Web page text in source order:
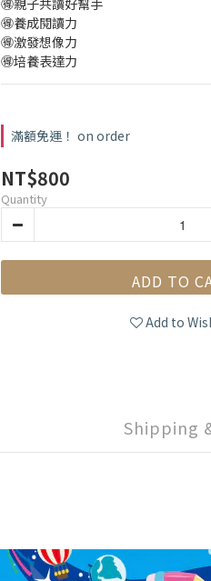
🉐親子共讀好幫手
🉐養成閱讀力
🉐激發想像力
🉐培養表達力
滿額免運！ on order
NT$800
Quantity
ADD TO
Add to
Shipping